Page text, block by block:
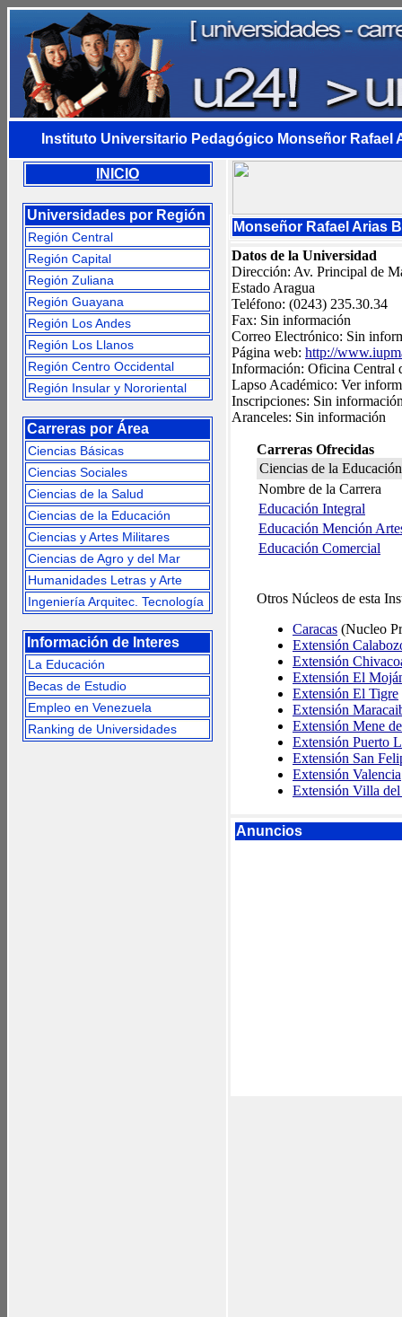
Instituto Universitario Pedagógico Monseñor Rafael
INICIO
Universidades por Región
Región Central
Región Capital
Región Zuliana
Región Guayana
Región Los Andes
Región Los Llanos
Región Centro Occidental
Región Insular y Nororiental
Carreras por Área
Ciencias Básicas
Ciencias Sociales
Ciencias de la Salud
Ciencias de la Educación
Ciencias y Artes Militares
Ciencias de Agro y del Mar
Humanidades Letras y Arte
Ingeniería Arquitec. Tecnología
Información de Interes
La Educación
Becas de Estudio
Empleo en Venezuela
Ranking de Universidades
Monseñor Rafael Arias
Datos de la Universidad
Dirección: Av. Principal de
Estado Aragua
Teléfono: (0243) 235.30.34
Fax: Sin información
Correo Electrónico: Sin
Página web: http://
Información: Oficina Central
Lapso Académico: Ver
Inscripciones: Sin
Aranceles: Sin información
Carreras Ofrecidas
Ciencias de la Educación
Nombre de la Carrera
Educación Integral
Educación Mención
Educación Comercial
Otros Núcleos de esta
Caracas (Nucleo
Extensión
Extensión
Extensión El
Extensión El Tigre
Extensión
Extensión Mene
Extensión Puerto
Extensión San
Extensión Valencia
Extensión Villa
Anuncios